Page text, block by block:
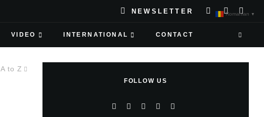
NEWSLETTER
VIDEO INTERNATIONAL CONTACT
A to Z
FOLLOW US
Romanian ▼